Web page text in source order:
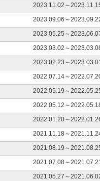
2023.11.02～
2023.09.06～
2023.05.25～
2023.03.02～
2023.02.23～
2022.07.14～
2022.05.19～
2022.05.12～
2022.01.20～
2021.11.18～
2021.08.19～
2021.07.08～
2021.05.27～